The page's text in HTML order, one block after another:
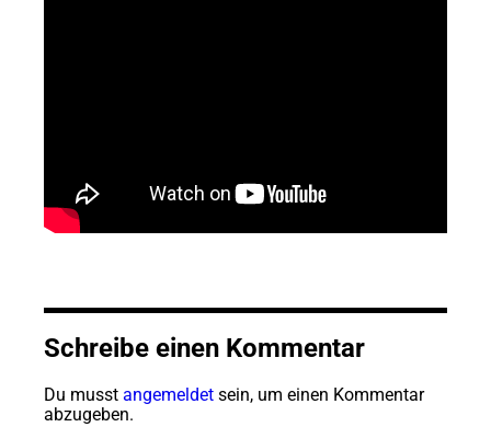
Schreibe einen Kommentar
Du musst angemeldet sein, um einen Kommentar
abzugeben.